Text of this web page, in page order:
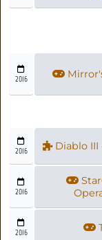
2016
2016 Diablo III
2016
2016